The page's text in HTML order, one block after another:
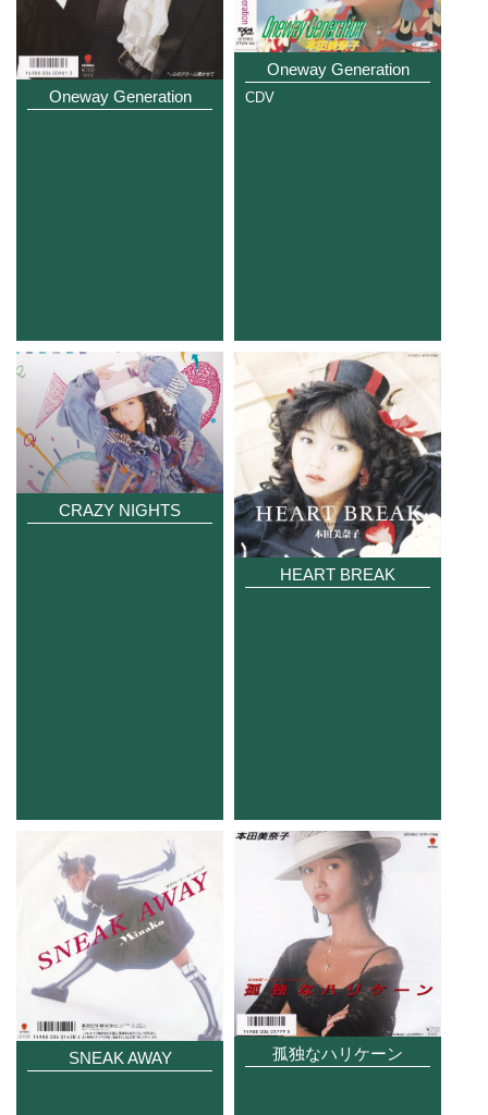
Oneway Generation
Oneway Generation
CDV
CRAZY NIGHTS
HEART BREAK
SNEAK AWAY 孤独なハリケーン